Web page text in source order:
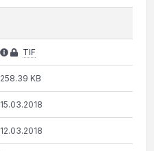
TIF
258.39 KB
15.03.2018
12.03.2018